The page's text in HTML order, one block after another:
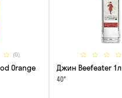
(0)
Orange
Джин Beefeater 1л
40°